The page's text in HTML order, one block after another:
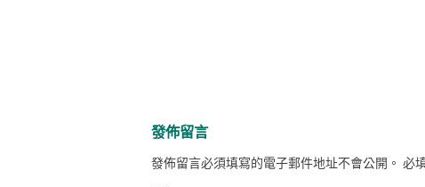
發佈留言
發佈留言必須填寫的電子郵件地址不會公開。 必